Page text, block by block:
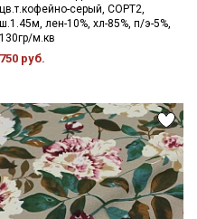
цв.т.кофейно-серый, СОРТ2,
ш.1.45м, лен-10%, хл-85%, п/э-5%,
130гр/м.кв
750 руб.